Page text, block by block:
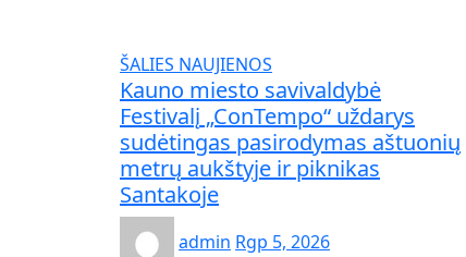
ŠALIES NAUJIENOS
Kauno miesto savivaldybė
Festivalį „ConTempo“ uždarys
sudėtingas pasirodymas aštuonių
metrų aukštyje ir piknikas
Santakoje
admin Rgp 5, 2026